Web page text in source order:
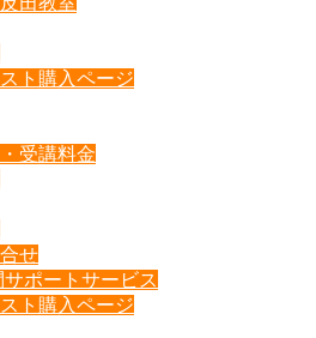
ト購入ページ
受講料金
せ
ポートサービス
ト購入ページ